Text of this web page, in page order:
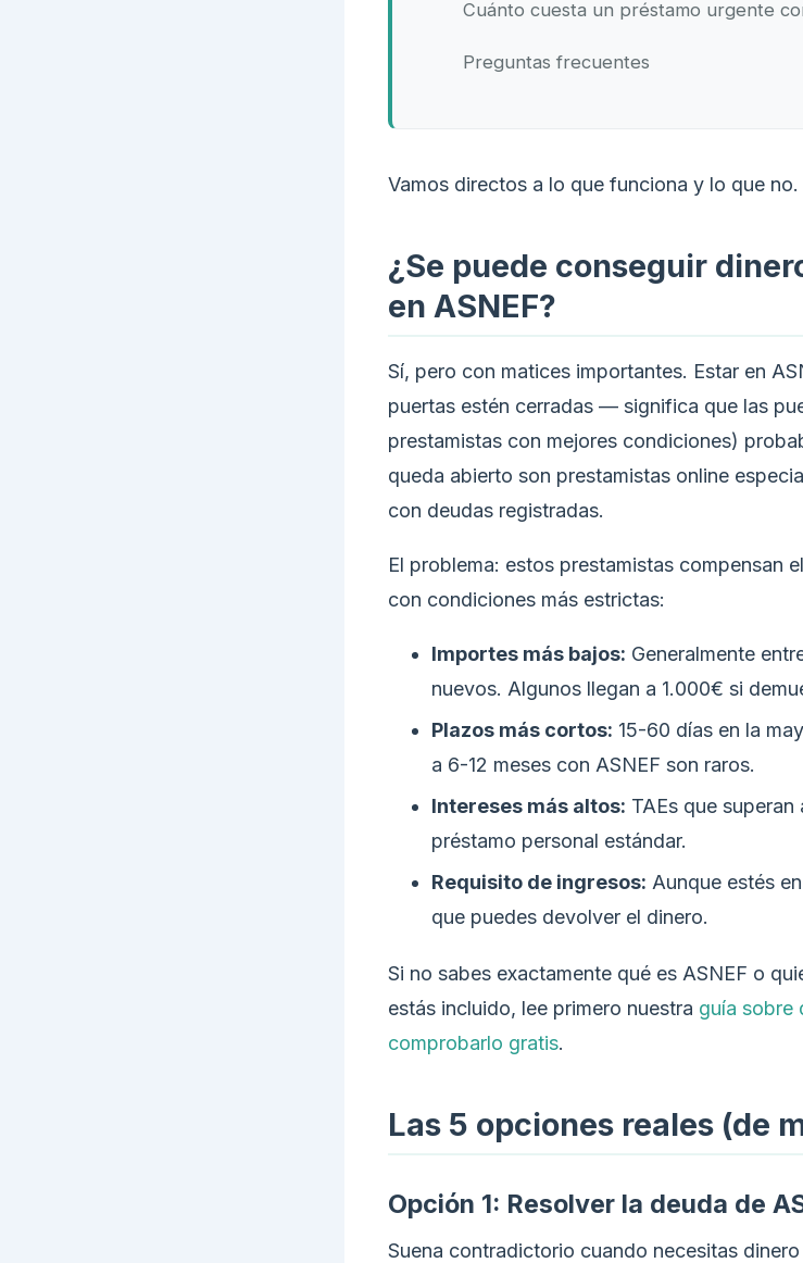
Cuánto cuesta un préstamo urgente
Preguntas frecuentes
Vamos directos a lo que funciona y lo que no.
¿Se puede conseguir
en ASNEF?
Sí, pero con matices importantes. Estar en
puertas estén cerradas — significa que las
prestamistas con mejores condiciones)
queda abierto son prestamistas online
con deudas registradas.
El problema: estos prestamistas compensan
con condiciones más estrictas:
Importes más bajos: Generalmente
nuevos. Algunos llegan a 1.000€ si
Plazos más cortos: 15-60 días en la
a 6-12 meses con ASNEF son raros.
Intereses más altos: TAEs que superan
préstamo personal estándar.
Requisito de ingresos: Aunque estés
que puedes devolver el dinero.
Si no sabes exactamente qué es ASNEF o
estás incluido, lee primero nuestra guía sobre
comprobarlo gratis.
Las 5 opciones reales (de
Opción 1: Resolver la deuda de
Suena contradictorio cuando necesitas